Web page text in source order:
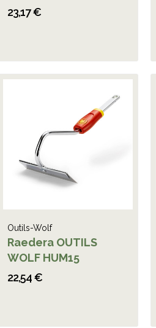
23,17 €
Outils-Wolf
Raedera OUTILS
WOLF HUM15
22,54 €